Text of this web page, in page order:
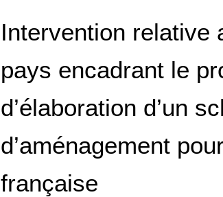
Intervention relative
pays encadrant le
d’élaboration d’un
d’aménagement
française